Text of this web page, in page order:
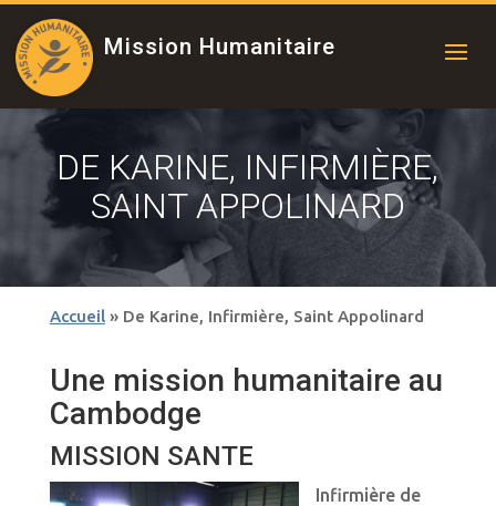
Mission Humanitaire
DE KARINE, INFIRMIÈRE,
SAINT APPOLINARD
Accueil» De Karine, Infirmière, Saint Appolinard
Une mission humanitaire au
Cambodge
MISSION SANTE
Infirmière de